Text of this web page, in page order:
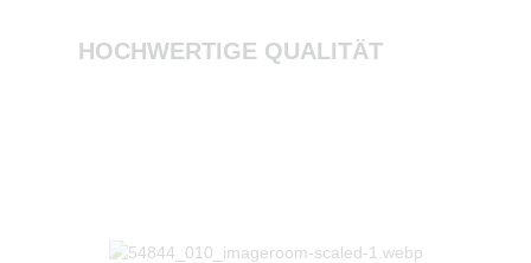
HOCHWERTIGE QUALITÄT